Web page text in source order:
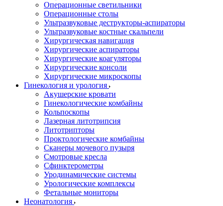
Операционные светильники
Операционные столы
Ультразвуковые деструкторы-аспираторы
Ультразвуковые костные скальпели
Хирургическая навигация
Хирургические аспираторы
Хирургические коагуляторы
Хирургические консоли
Хирургические микроскопы
Гинекология и урология
Акушерские кровати
Гинекологические комбайны
Кольпоскопы
Лазерная литотрипсия
Литотрипторы
Проктологические комбайны
Сканеры мочевого пузыря
Смотровые кресла
Сфинктерометры
Уродинамические системы
Урологические комплексы
Фетальные мониторы
Неонатология